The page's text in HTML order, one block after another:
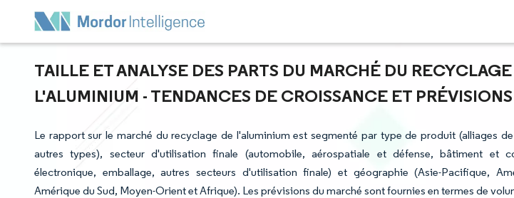
TAILLE ET ANALYSE DES PARTS DU MARCHÉ DU
L'ALUMINIUM - TENDANCES DE CROISSANCE ET
Le rapport sur le marché du recyclage de l'aluminium est segmenté par type de produit (alliages
autres types), secteur d'utilisation finale (automobile, aérospatiale et défense, bâtiment et
électronique, emballage, autres secteurs d'utilisation finale) et géographie (Asie-Pacifique,
Amérique du Sud, Moyen-Orient et Afrique). Les prévisions du marché sont fournies en termes de